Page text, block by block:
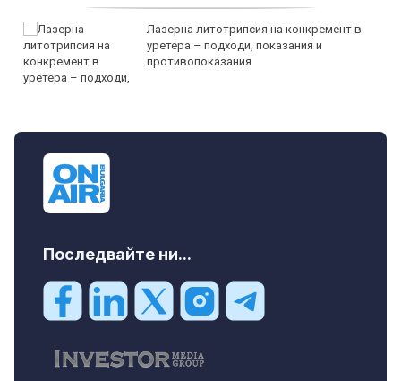
Лазерна литотрипсия на конкремент в
уретера – подходи, показания и
противопоказания
Последвайте ни...